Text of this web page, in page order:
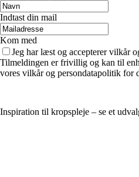
Indtast din mail
Kom med
Jeg har læst og accepterer vilkår
Tilmeldingen er frivillig og kan til
vores vilkår og persondatapolitik for
Inspiration til kropspleje – se et